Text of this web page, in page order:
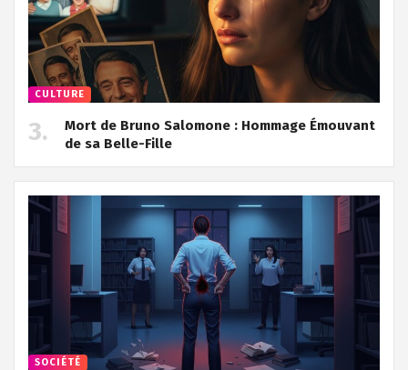
CULTURE
Mort de Bruno Salomone : Hommage Émouvant
de sa Belle-Fille
SOCIÉTÉ